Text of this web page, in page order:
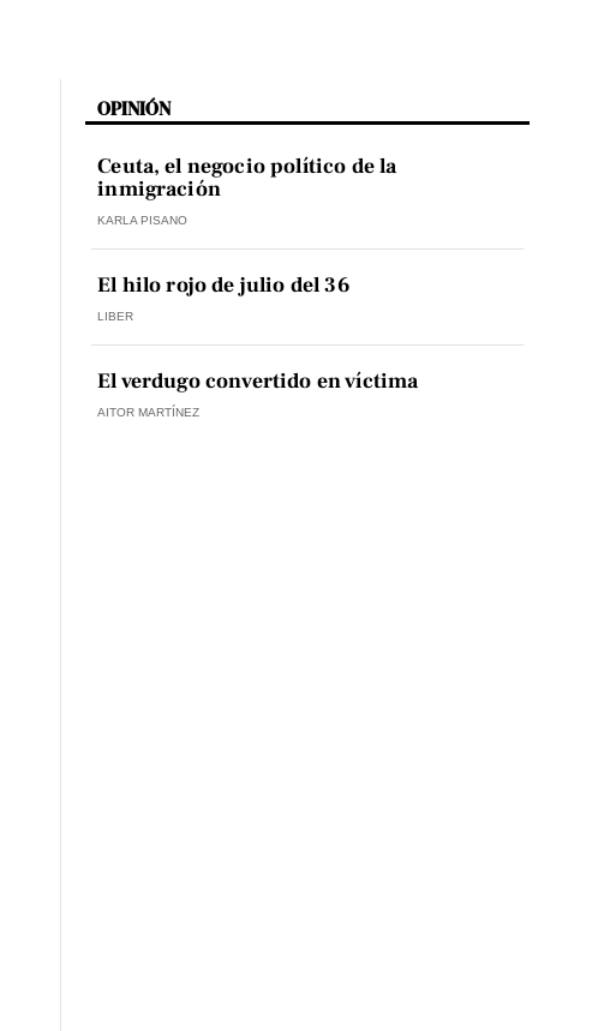
OPINIÓN
Ceuta, el negocio político de la
inmigración
KARLA PISANO
El hilo rojo de julio del 36
LIBER
El verdugo convertido en víctima
AITOR MARTÍNEZ